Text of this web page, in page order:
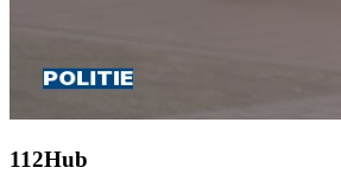
112Hub